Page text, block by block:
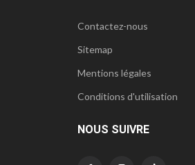
Contactez-nous
Sitemap
Mentions légales
Conditions d'utilisation
NOUS SUIVRE